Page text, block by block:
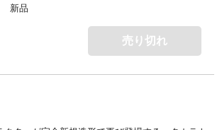
新品
売り切れ